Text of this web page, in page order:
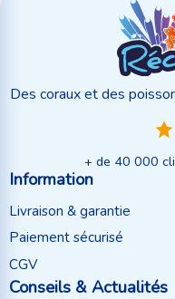
Des coraux et des
+ de 40 000
Information
Livraison & garantie
Paiement sécurisé
CGV
Conseils & Actualités